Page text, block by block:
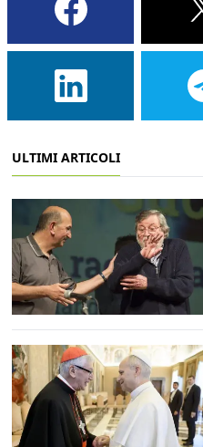
ULTIMI ARTICOLI